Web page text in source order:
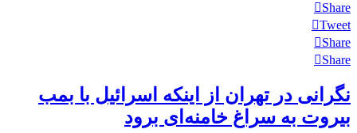
Share
Tweet
Share
Share
نگرانی در تهران از اینکه اسرائیل با بمب
بیروت به سراغ خامنه‌ای برود